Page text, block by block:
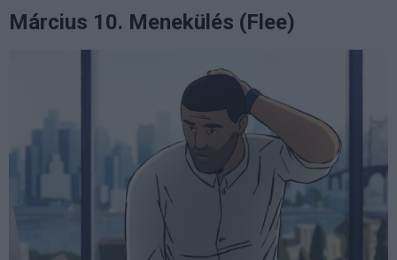
Március 10. Menekülés (Flee)